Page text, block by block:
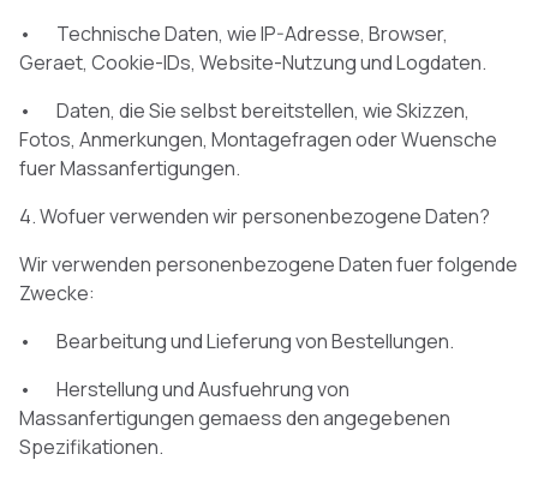
• Technische Daten, wie IP-Adresse, Browser,
Geraet, Cookie-IDs, Website-Nutzung und Logdaten.
• Daten, die Sie selbst bereitstellen, wie Skizzen,
Fotos, Anmerkungen, Montagefragen oder Wuensche
fuer Massanfertigungen.
4. Wofuer verwenden wir personenbezogene Daten?
Wir verwenden personenbezogene Daten fuer folgende
Zwecke:
• Bearbeitung und Lieferung von Bestellungen.
• Herstellung und Ausfuehrung von
Massanfertigungen gemaess den angegebenen
Spezifikationen.